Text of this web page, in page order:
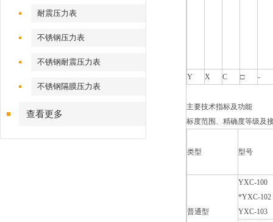
耐震压力表
不锈钢压力表
不锈钢耐震压力表
不锈钢隔膜压力表
查看更多
Y X C □ -
主要技术指标及功能
标度范围、精确度等级及
类型 型号
普通型
YXC-100
*YXC-102
YXC-103